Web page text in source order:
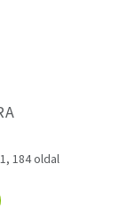
184 oldal